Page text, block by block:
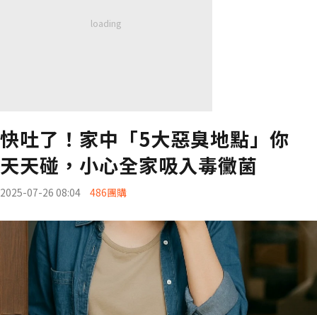
快吐了！家中「5大惡臭地點」你
天天碰，小心全家吸入毒黴菌
2025-07-26 08:04 486團購